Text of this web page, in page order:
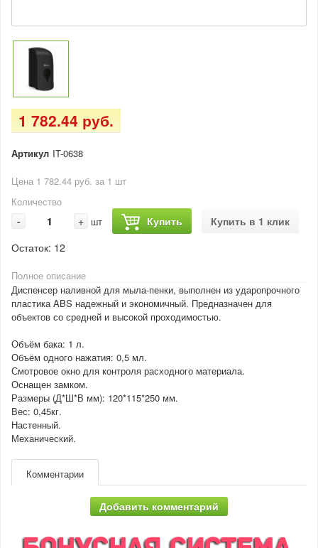
1 782.44 руб.
Артикул IT-0638
Цена 1 782.44 руб. за 1 шт
Количество
- + шт Купить
Купить в 1 клик
Остаток: 12
Полное описание
Диспенсер наливной для мыла-пенки, выполнен из ударопрочного
пластика ABS надежный и экономичный. Предназначен для
объектов со средней и высокой проходимостью.
Объём бака: 1 л.
Объём одного нажатия: 0,5 мл.
Смотровое окно для контроля расходного материала.
Оснащен замком.
Размеры (Д*Ш*В мм): 120*115*250 мм.
Вес: 0,45кг.
Настенный.
Механический.
Комментарии
Добавить комментарий